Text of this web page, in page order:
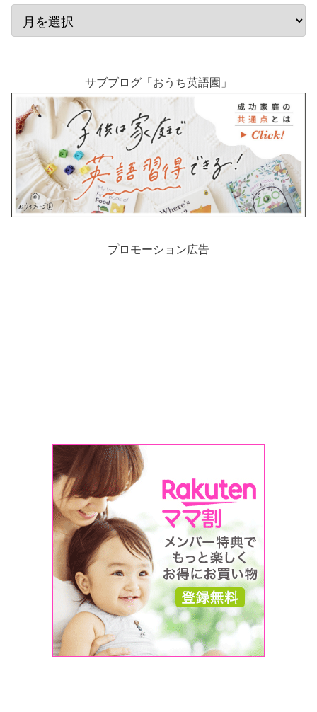
サブブログ「おうち英語園」
プロモーション広告